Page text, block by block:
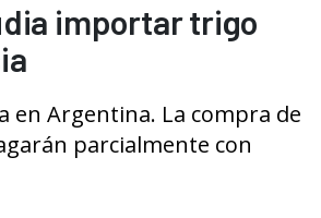
importar trigo
en Argentina. La compra de
parcialmente con